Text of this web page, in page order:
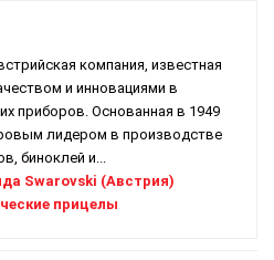
компания, известная
и инновациями в
приборов. Основанная в 1949
лидером в производстве
биноклей и...
Swarovski (Австрия)
прицелы